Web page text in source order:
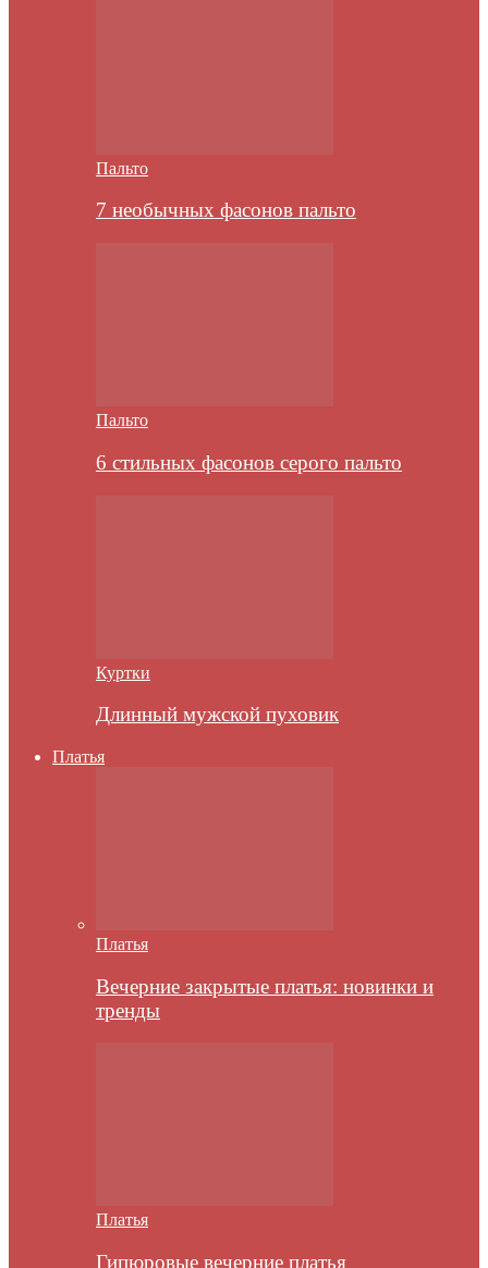
Пальто
7 необычных фасонов пальто
Пальто
6 стильных фасонов серого пальто
Куртки
Длинный мужской пуховик
Платья
Платья
Вечерние закрытые платья: новинки и
тренды
Платья
Гипюровые вечерние платья